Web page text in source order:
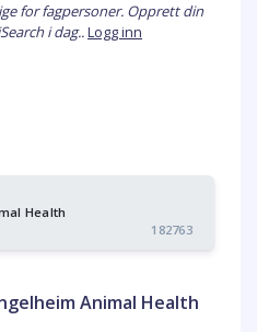
for fagpersoner. Opprett din
i dag..Logg inn
Health
182763
Animal Health